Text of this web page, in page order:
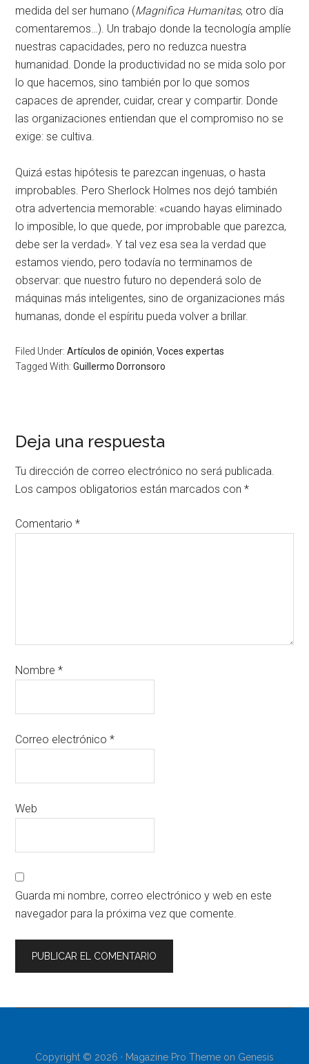
medida del ser humano (Magnifica Humanitas, otro día
comentaremos…). Un trabajo donde la tecnología amplíe
nuestras capacidades, pero no reduzca nuestra
humanidad. Donde la productividad no se mida solo por
lo que hacemos, sino también por lo que somos
capaces de aprender, cuidar, crear y compartir. Donde
las organizaciones entiendan que el compromiso no se
exige: se cultiva.
Quizá estas hipótesis te parezcan ingenuas, o hasta
improbables. Pero Sherlock Holmes nos dejó también
otra advertencia memorable: «cuando hayas eliminado
lo imposible, lo que quede, por improbable que parezca,
debe ser la verdad». Y tal vez esa sea la verdad que
estamos viendo, pero todavía no terminamos de
observar: que nuestro futuro no dependerá solo de
máquinas más inteligentes, sino de organizaciones más
humanas, donde el espíritu pueda volver a brillar.
Filed Under:Artículos de opinión ,Voces expertas
Tagged With:Guillermo Dorronsoro
Deja una respuesta
Tu dirección de correo electrónico no será publicada.
Los campos obligatorios están marcados con*
Comentario*
Nombre*
Correo electrónico*
Web
Guarda mi nombre, correo electrónico y web en este
navegador para la próxima vez que comente.
Copyright © 2026 · Magazine Pro Theme on Genesis